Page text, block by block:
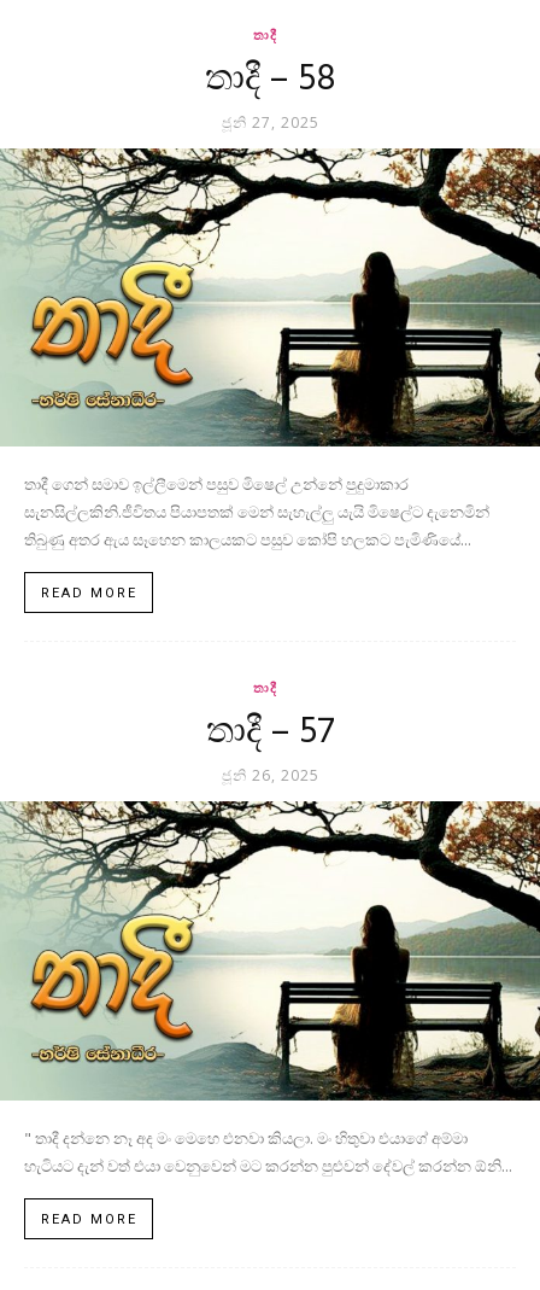
තාදී
තාදී – 58
ජූනි 27, 2025
තාදී ගෙන් සමාව ඉල්ලීමෙන් පසුව මිෂෙල් උන්නේ පුදුමාකාර
සැනසිල්ලකිනි.ජීවිතය පියාපතක් මෙන් සැහැල්ලු යැයි මිෂෙල්ට දැනෙමින්
තිබුණු අතර ඇය සෑහෙන කාලයකට පසුව කෝපි හලකට පැමිණියේ...
READ MORE
තාදී
තාදී – 57
ජූනි 26, 2025
" තාදී දන්නෙ නෑ අද මං මෙහෙ එනවා කියලා. මං හිතුවා එයාගේ අම්මා
හැටියට දැන් වත් එයා වෙනුවෙන් මට කරන්න පුළුවන් දේවල් කරන්න ඕනි...
READ MORE